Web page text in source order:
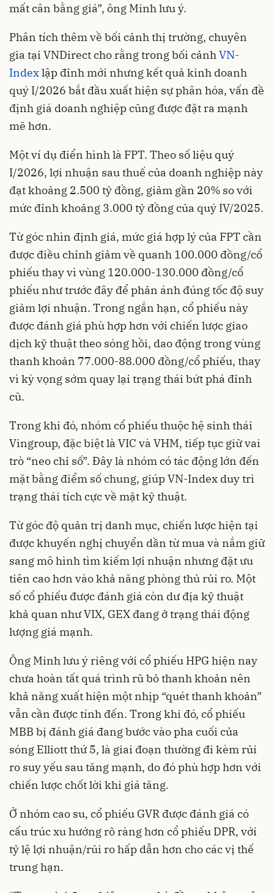
mất cân bằng giá”, ông Minh lưu ý.
Phân tích thêm về bối cảnh thị trường, chuyên
gia tại VNDirect cho rằng trong bối cảnhVN-
Indexlập đỉnh mới nhưng kết quả kinh doanh
quý I/2026 bắt đầu xuất hiện sự phân hóa, vấn đề
định giá doanh nghiệp cũng được đặt ra mạnh
mẽ hơn.
Một ví dụ điển hình là FPT. Theo số liệu quý
I/2026, lợi nhuận sau thuế của doanh nghiệp này
đạt khoảng 2.500 tỷ đồng, giảm gần 20% so với
mức đỉnh khoảng 3.000 tỷ đồng của quý IV/2025.
Từ góc nhìn định giá, mức giá hợp lý của FPT cần
được điều chỉnh giảm về quanh 100.000 đồng/cổ
phiếu thay vì vùng 120.000-130.000 đồng/cổ
phiếu như trước đây để phản ánh đúng tốc độ suy
giảm lợi nhuận. Trong ngắn hạn, cổ phiếu này
được đánh giá phù hợp hơn với chiến lược giao
dịch kỹ thuật theo sóng hồi, dao động trong vùng
thanh khoản 77.000-88.000 đồng/cổ phiếu, thay
vì kỳ vọng sớm quay lại trạng thái bứt phá đỉnh
cũ.
Trong khi đó, nhóm cổ phiếu thuộc hệ sinh thái
Vingroup, đặc biệt là VIC và VHM, tiếp tục giữ vai
trò “neo chỉ số”. Đây là nhóm có tác động lớn đến
mặt bằng điểm số chung, giúp VN-Index duy trì
trạng thái tích cực về mặt kỹ thuật.
Từ góc độ quản trị danh mục, chiến lược hiện tại
được khuyến nghị chuyển dần từ mua và nắm giữ
sang mô hình tìm kiếm lợi nhuận nhưng đặt ưu
tiên cao hơn vào khả năng phòng thủ rủi ro. Một
số cổ phiếu được đánh giá còn dư địa kỹ thuật
khả quan như VIX, GEX đang ở trạng thái động
lượng giá mạnh.
Ông Minh lưu ý riêng với cổ phiếu HPG hiện nay
chưa hoàn tất quá trình rũ bỏ thanh khoản nên
khả năng xuất hiện một nhịp “quét thanh khoản”
vẫn cần được tính đến. Trong khi đó, cổ phiếu
MBB bị đánh giá đang bước vào pha cuối của
sóng Elliott thứ 5, là giai đoạn thường đi kèm rủi
ro suy yếu sau tăng mạnh, do đó phù hợp hơn với
chiến lược chốt lời khi giá tăng.
Ở nhóm cao su, cổ phiếu GVR được đánh giá có
cấu trúc xu hướng rõ ràng hơn cổ phiếu DPR, với
tỷ lệ lợi nhuận/rủi ro hấp dẫn hơn cho các vị thế
trung hạn.